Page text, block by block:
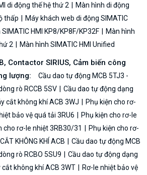
di động thế hệ thứ 2
Màn hình di động
thấp
Máy khách web di động SIMATIC
SIMATIC HMI KP8/KP8F/KP32F
Màn hình
2
Màn hình SIMATIC HMI Unified
Contactor SIRIUS, Cảm biến công
lượng:
Cầu dao tự động MCB 5TJ3 -
rò RCCB 5SV
Cầu dao tự động dạng
cắt không khí ACB 3WJ
Phụ kiện cho rơ-
bảo vệ quá tải 3RU6
Phụ kiện cho rơ-le
cho rơ-le nhiệt 3RB30/31
Phụ kiện cho rơ-
KHÔNG KHÍ ACB
Cầu dao tự động MCB
rò RCBO 5SU9
Cầu dao tự động dạng
cắt không khí ACB 3WT
Rơ-le nhiệt bảo vệ